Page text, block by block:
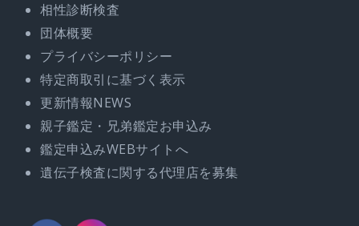
相性診断検査
団体概要
プライバシーポリシー
特定商取引に基づく表示
更新情報NEWS
親子鑑定・兄弟鑑定お申込み
鑑定申込みWEBサイトへ
遺伝子検査に関する代理店を募集